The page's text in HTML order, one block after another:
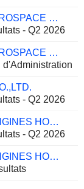
CONTINENTAL AEROSPACE TECHNOLOGIES HOLDING LIMITED
- Q2 2026
CONTINENTAL AEROSPACE TECHNOLOGIES HOLDING LIMITED
- Q2 2026
BET SHEMESH ENGINES HOLDINGS (1997) LTD
- Q2 2026
BET SHEMESH ENGINES HOLDINGS (1997) LTD